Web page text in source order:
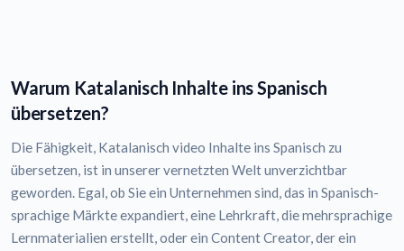
Warum Katalanisch Inhalte ins Spanisch
übersetzen?
Die Fähigkeit, Katalanisch video Inhalte ins Spanisch zu
übersetzen, ist in unserer vernetzten Welt unverzichtbar
geworden. Egal, ob Sie ein Unternehmen sind, das in Spanisch-
sprachige Märkte expandiert, eine Lehrkraft, die mehrsprachige
Lernmaterialien erstellt, oder ein Content Creator, der ein